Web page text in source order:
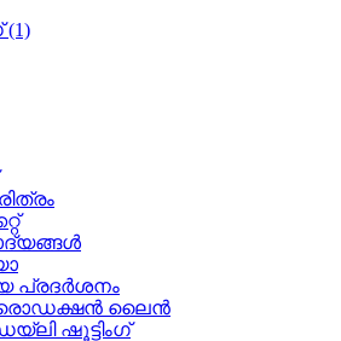
പ്രദർശനം
പ്രൊഡക്ഷൻ ലൈൻ
ഷൂട്ടിംഗ്